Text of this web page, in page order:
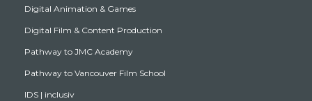
Digital Animation & Games
Digital Film & Content Production
Pathway to JMC Academy
Pathway to Vancouver Film School
IDS | inclusiv